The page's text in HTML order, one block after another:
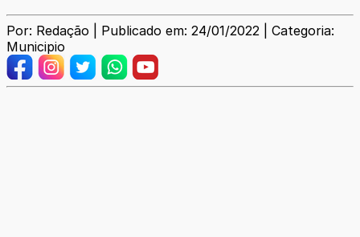
Por: Redação | Publicado em: 24/01/2022 | Categoria:
Municipio